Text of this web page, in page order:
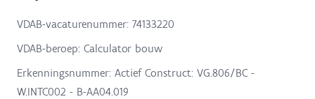
VDAB-vacaturenummer: 74133220
VDAB-beroep: Calculator bouw
Erkenningsnummer: Actief Construct: VG.806/BC -
W.INTC002 - B-AA04.019